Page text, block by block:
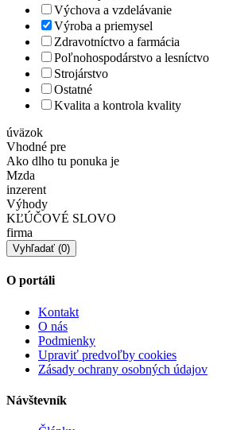
Výchova a vzdelávanie
Výroba a priemysel
Zdravotníctvo a farmácia
Poľnohospodárstvo a lesníctvo
Strojárstvo
Ostatné
Kvalita a kontrola kvality
úväzok
Vhodné pre
Ako dlho tu ponuka je
Mzda
inzerent
Výhody
KĽÚČOVÉ SLOVO
firma
O portáli
Kontakt
O nás
Podmienky
Upraviť predvoľby cookies
Zásady ochrany osobných údajov
Návštevník